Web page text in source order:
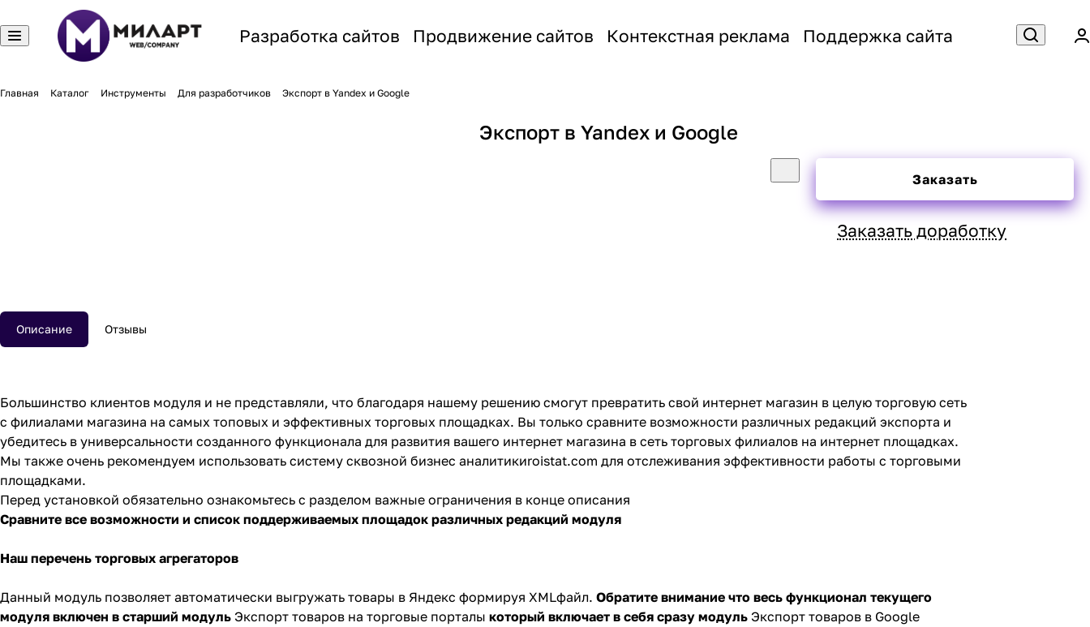
Разработка сайтов Продвижение сайтов Контекстная реклама Поддержка сайта
Главная Каталог Инструменты Для разработчиков Экспорт в Yandex и Google
Экспорт в Yandex и Google
Заказать
Заказать доработку
Описание Отзывы
Большинство клиентов модуля и не представляли, что благодаря нашему решению смогут превратить свой интернет магазин в целую торговую сеть
с филиалами магазина на самых топовых и эффективных торговых площадках. Вы только сравните возможности различных редакций экспорта и
убедитесь в универсальности созданного функционала для развития вашего интернет магазина в сеть торговых филиалов на интернет площадках.
Мы также очень рекомендуем использовать систему сквозной бизнес аналитикиroistat.com для отслеживания эффективности работы с торговыми
площадками.
Перед установкой обязательно ознакомьтесь с разделом важные ограничения в конце описания
Сравните все возможности и список поддерживаемых площадок различных редакций модуля
Наш перечень торговых агрегаторов
Данный модуль позволяет автоматически выгружать товары в Яндекс формируя XMLфайл. Обратите внимание что весь функционал текущего
модуля включен в старший модуль Экспорт товаров на торговые порталы который включает в себя сразу модуль Экспорт товаров в Google